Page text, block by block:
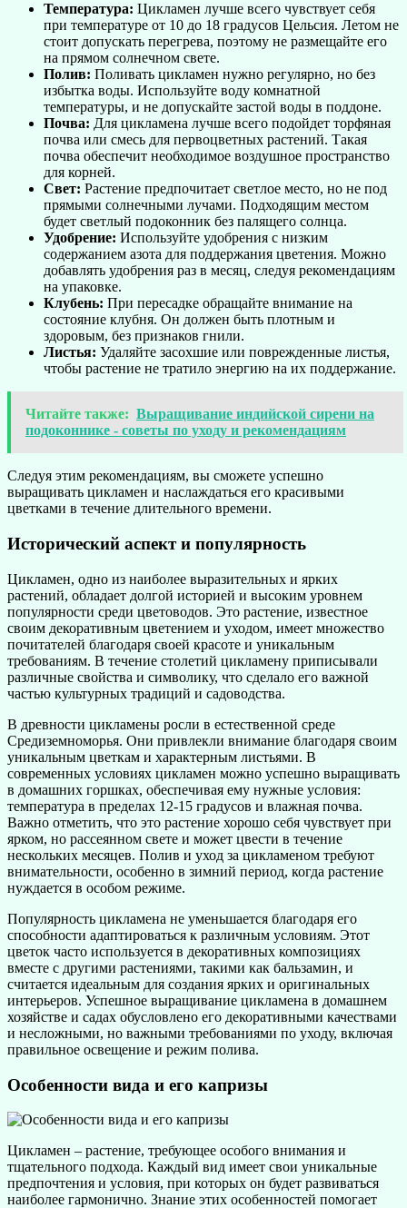
Температура: Цикламен лучше всего чувствует себя
при температуре от 10 до 18 градусов Цельсия. Летом не
стоит допускать перегрева, поэтому не размещайте его
на прямом солнечном свете.
Полив: Поливать цикламен нужно регулярно, но без
избытка воды. Используйте воду комнатной
температуры, и не допускайте застой воды в поддоне.
Почва: Для цикламена лучше всего подойдет торфяная
почва или смесь для первоцветных растений. Такая
почва обеспечит необходимое воздушное пространство
для корней.
Свет: Растение предпочитает светлое место, но не под
прямыми солнечными лучами. Подходящим местом
будет светлый подоконник без палящего солнца.
Удобрение: Используйте удобрения с низким
содержанием азота для поддержания цветения. Можно
добавлять удобрения раз в месяц, следуя рекомендациям
на упаковке.
Клубень: При пересадке обращайте внимание на
состояние клубня. Он должен быть плотным и
здоровым, без признаков гнили.
Листья: Удаляйте засохшие или поврежденные листья,
чтобы растение не тратило энергию на их поддержание.
Читайте также: Выращивание индийской сирени на
подоконнике - советы по уходу и рекомендациям
Следуя этим рекомендациям, вы сможете успешно
выращивать цикламен и наслаждаться его красивыми
цветками в течение длительного времени.
Исторический аспект и популярность
Цикламен, одно из наиболее выразительных и ярких
растений, обладает долгой историей и высоким уровнем
популярности среди цветоводов. Это растение, известное
своим декоративным цветением и уходом, имеет множество
почитателей благодаря своей красоте и уникальным
требованиям. В течение столетий цикламену приписывали
различные свойства и символику, что сделало его важной
частью культурных традиций и садоводства.
В древности цикламены росли в естественной среде
Средиземноморья. Они привлекли внимание благодаря своим
уникальным цветкам и характерным листьями. В
современных условиях цикламен можно успешно выращивать
в домашних горшках, обеспечивая ему нужные условия:
температура в пределах 12-15 градусов и влажная почва.
Важно отметить, что это растение хорошо себя чувствует при
ярком, но рассеянном свете и может цвести в течение
нескольких месяцев. Полив и уход за цикламеном требуют
внимательности, особенно в зимний период, когда растение
нуждается в особом режиме.
Популярность цикламена не уменьшается благодаря его
способности адаптироваться к различным условиям. Этот
цветок часто используется в декоративных композициях
вместе с другими растениями, такими как бальзамин, и
считается идеальным для создания ярких и оригинальных
интерьеров. Успешное выращивание цикламена в домашнем
хозяйстве и садах обусловлено его декоративными качествами
и несложными, но важными требованиями по уходу, включая
правильное освещение и режим полива.
Особенности вида и его капризы
Цикламен – растение, требующее особого внимания и
тщательного подхода. Каждый вид имеет свои уникальные
предпочтения и условия, при которых он будет развиваться
наиболее гармонично. Знание этих особенностей помогает